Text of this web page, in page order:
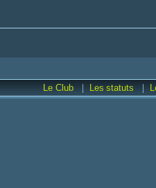
Le Club
| Les statuts |